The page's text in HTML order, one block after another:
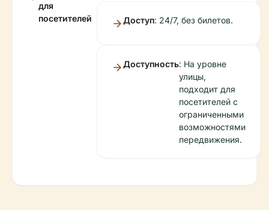
для
посетителей
Доступ: 24/7, без билетов.
Доступность: На уровне
улицы,
подходит для
посетителей с
ограниченными
возможностями
передвижения.